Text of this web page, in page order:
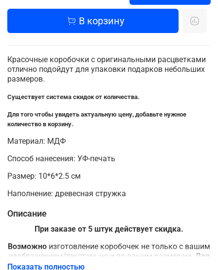
В корзину
Красочные коробочки с оригинальными расцветками
отлично подойдут для упаковки подарков небольших
размеров.
Существует система скидок от количества.
Для того чтобы увидеть актуальную цену, добавьте нужное
количество в корзину.
Материал: МДФ
Способ нанесения: УФ-печать
Размер: 10*6*2.5 см
Наполнение: древесная стружка
Описание
При заказе от 5 штук действует скидка.
Возможно изготовление коробочек не только с вашим
изображением/текстом, но и по вашим размерам.
Для
просчета индивидуального заказа - пишите нашему
Показать полностью